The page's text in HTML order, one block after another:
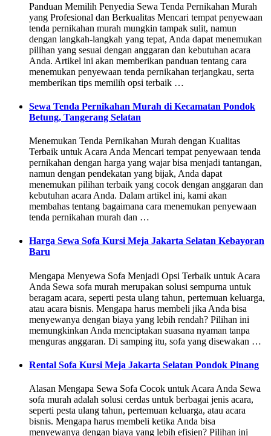
Panduan Memilih Penyedia Sewa Tenda Pernikahan Murah
yang Profesional dan Berkualitas Mencari tempat penyewaan
tenda pernikahan murah mungkin tampak sulit, namun
dengan langkah-langkah yang tepat, Anda dapat menemukan
pilihan yang sesuai dengan anggaran dan kebutuhan acara
Anda. Artikel ini akan memberikan panduan tentang cara
menemukan penyewaan tenda pernikahan terjangkau, serta
memberikan tips memilih opsi terbaik …
Sewa Tenda Pernikahan Murah di Kecamatan Pondok
Betung, Tangerang Selatan
Menemukan Tenda Pernikahan Murah dengan Kualitas
Terbaik untuk Acara Anda Mencari tempat penyewaan tenda
pernikahan dengan harga yang wajar bisa menjadi tantangan,
namun dengan pendekatan yang bijak, Anda dapat
menemukan pilihan terbaik yang cocok dengan anggaran dan
kebutuhan acara Anda. Dalam artikel ini, kami akan
membahas tentang bagaimana cara menemukan penyewaan
tenda pernikahan murah dan …
Harga Sewa Sofa Kursi Meja Jakarta Selatan Kebayoran
Baru
Mengapa Menyewa Sofa Menjadi Opsi Terbaik untuk Acara
Anda Sewa sofa murah merupakan solusi sempurna untuk
beragam acara, seperti pesta ulang tahun, pertemuan keluarga,
atau acara bisnis. Mengapa harus membeli jika Anda bisa
menyewanya dengan biaya yang lebih rendah? Pilihan ini
memungkinkan Anda menciptakan suasana nyaman tanpa
menguras anggaran. Di samping itu, sofa yang disewakan …
Rental Sofa Kursi Meja Jakarta Selatan Pondok Pinang
Alasan Mengapa Sewa Sofa Cocok untuk Acara Anda Sewa
sofa murah adalah solusi cerdas untuk berbagai jenis acara,
seperti pesta ulang tahun, pertemuan keluarga, atau acara
bisnis. Mengapa harus membeli ketika Anda bisa
menyewanya dengan biaya yang lebih efisien? Pilihan ini